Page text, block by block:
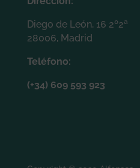
Diego de León, 16 2º2ª
28006, Madrid
Teléfono:
(+34) 609 593 923